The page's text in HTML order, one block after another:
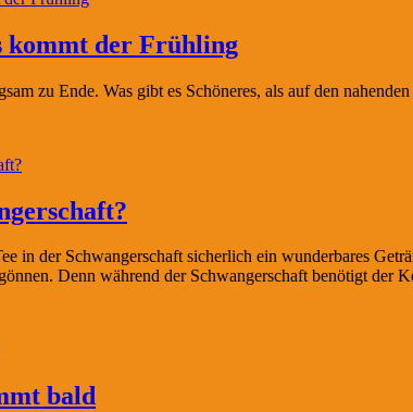
kommt der Frühling
zu Ende. Was gibt es Schöneres, als auf den
in der Schwangerschaft sicherlich ein wunderbares
gönnen. Denn während der Schwangerschaft benötigt der
bald